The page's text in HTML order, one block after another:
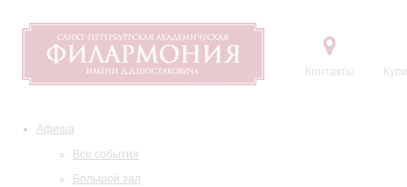
Контакты
Афиша
Все события
Большой зал